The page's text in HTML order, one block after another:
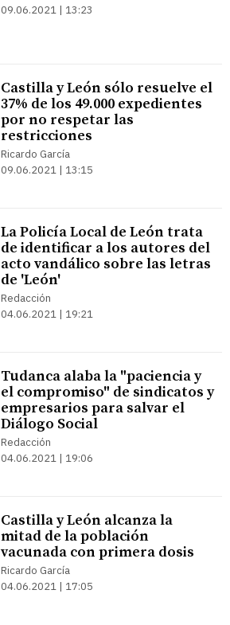
09.06.2021 | 13:23
Castilla y León sólo resuelve el
37% de los 49.000 expedientes
por no respetar las
restricciones
Ricardo García
09.06.2021 | 13:15
La Policía Local de León trata
de identificar a los autores del
acto vandálico sobre las letras
de 'León'
Redacción
04.06.2021 | 19:21
Tudanca alaba la "paciencia y
el compromiso" de sindicatos y
empresarios para salvar el
Diálogo Social
Redacción
04.06.2021 | 19:06
Castilla y León alcanza la
mitad de la población
vacunada con primera dosis
Ricardo García
04.06.2021 | 17:05